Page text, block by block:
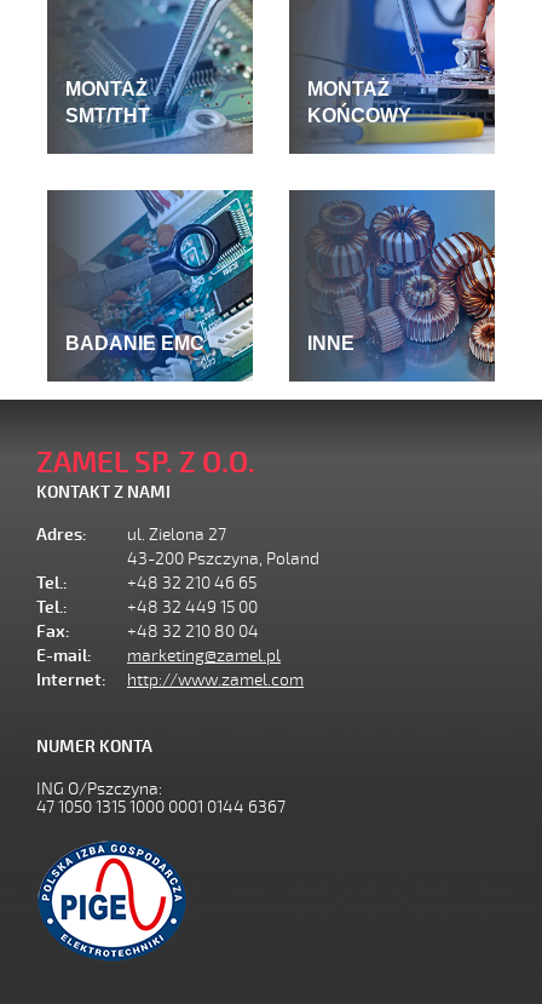
MONTAŻ
SMT/THT
MONTAŻ
KOŃCOWY
BADANIE EMC INNE
ZAMEL SP. Z O.O.
KONTAKT Z NAMI
Adres:
ul. Zielona 27
43-200 Pszczyna, Poland
Tel.:
+48 32 210 46 65
Tel.:
+48 32 449 15 00
Fax:
+48 32 210 80 04
E-mail:
marketing@zamel.pl
Internet:
http://www.zamel.com
NUMER KONTA
ING O/Pszczyna:
47 1050 1315 1000 0001 0144 6367